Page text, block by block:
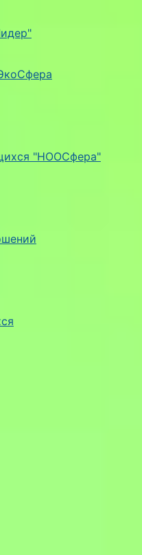
"НООСфера"